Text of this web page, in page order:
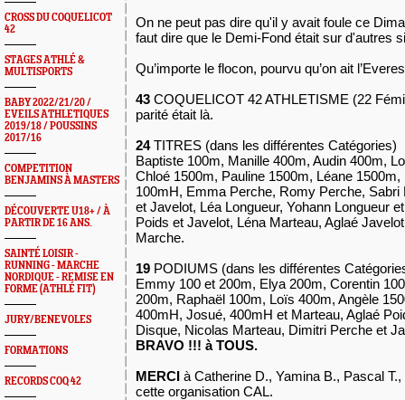
CROSS DU COQUELICOT
42
STAGES ATHLÉ &
MULTISPORTS
BABY 2022/21/20 /
EVEILS ATHLETIQUES
2019/18 / POUSSINS
2017/16
COMPETITION
BENJAMINS À MASTERS
DÉCOUVERTE U18+ / À
PARTIR DE 16 ANS.
SAINTÉ LOISIR -
RUNNING - MARCHE
NORDIQUE - REMISE EN
FORME (ATHLÉ FIT)
JURY/BENEVOLES
FORMATIONS
RECORDS COQ 42
On ne peut pas dire qu'il y avait foule ce
faut dire que le Demi-Fond était sur d'autres
Qu’importe le flocon, pourvu qu’on ait
43 COQUELICOT 42 ATHLETISME (22
parité était là.
24TITRES (dans les différentes Catégories)
Baptiste 100m, Manille 400m, Audin 400m,
Chloé 1500m, Pauline 1500m, Léane
100mH, Emma Perche, Romy Perche,
et Javelot, Léa Longueur, Yohann Longueur
Poids et Javelot, Léna Marteau, Aglaé
Marche.
19 PODIUMS (dans les différentes
Emmy 100 et 200m, Elya 200m, Corentin
200m, Raphaël 100m, Loïs 400m, Angèle
400mH, Josué, 400mH et Marteau, Aglaé
Disque, Nicolas Marteau, Dimitri Perche et
BRAVO !!! à TOUS.
MERCI à Catherine D., Yamina B., Pascal
cette organisation CAL.